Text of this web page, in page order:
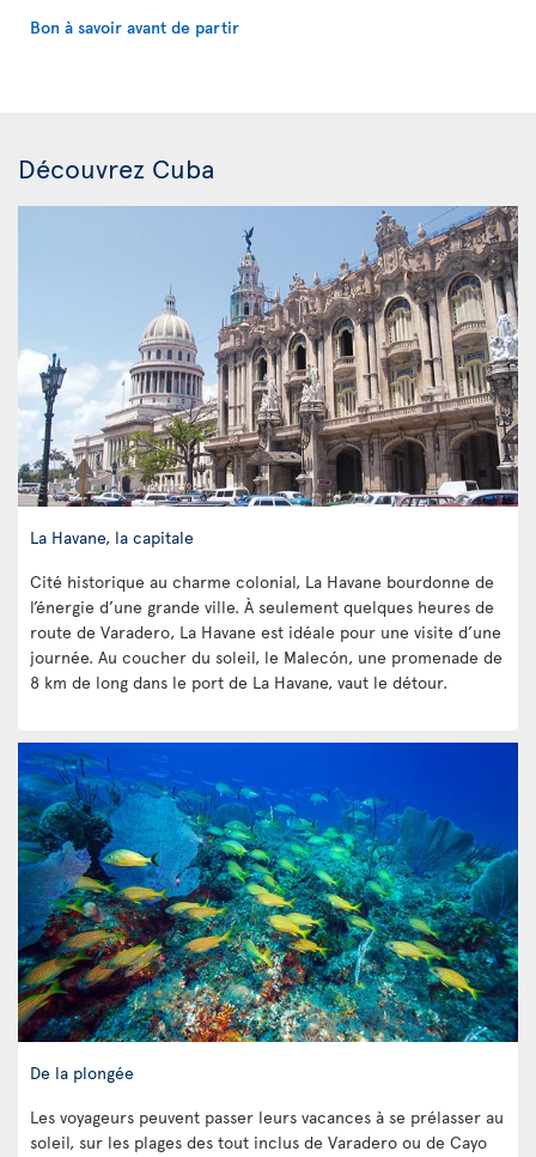
Bon à savoir avant de partir
Découvrez Cuba
La Havane, la capitale
Cité historique au charme colonial, La Havane bourdonne de
l’énergie d’une grande ville. À seulement quelques heures de
route de Varadero, La Havane est idéale pour une visite d’une
journée. Au coucher du soleil, le Malecón, une promenade de
8 km de long dans le port de La Havane, vaut le détour.
De la plongée
Les voyageurs peuvent passer leurs vacances à se prélasser au
soleil, sur les plages des tout inclus de Varadero ou de Cayo